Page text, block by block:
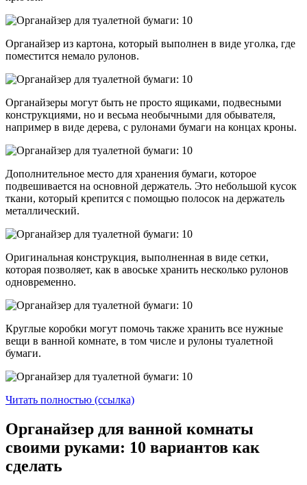
Органайзер из картона, который выполнен в виде уголка, где
поместится немало рулонов.
Органайзеры могут быть не просто ящиками, подвесными
конструкциями, но и весьма необычными для обывателя,
например в виде дерева, с рулонами бумаги на концах кроны.
Дополнительное место для хранения бумаги, которое
подвешивается на основной держатель. Это небольшой кусок
ткани, который крепится с помощью полосок на держатель
металлический.
Оригинальная конструкция, выполненная в виде сетки,
которая позволяет, как в авоське хранить несколько рулонов
одновременно.
Круглые коробки могут помочь также хранить все нужные
вещи в ванной комнате, в том числе и рулоны туалетной
бумаги.
Читать полностью (ссылка)
Органайзер для ванной комнаты
своими руками: 10 вариантов как
сделать